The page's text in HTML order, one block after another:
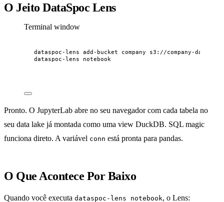
O Jeito DataSpoc Lens
Terminal window
dataspoc-lens add-bucket company
s3://company-data-
dataspoc-lens
notebook
Pronto. O JupyterLab abre no seu navegador com cada tabela no
seu data lake já montada como uma view DuckDB. SQL magic
funciona direto. A variável conn está pronta para pandas.
O Que Acontece Por Baixo
Quando você executa dataspoc-lens notebook, o Lens: